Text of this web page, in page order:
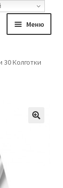
Меню
30 Колготки